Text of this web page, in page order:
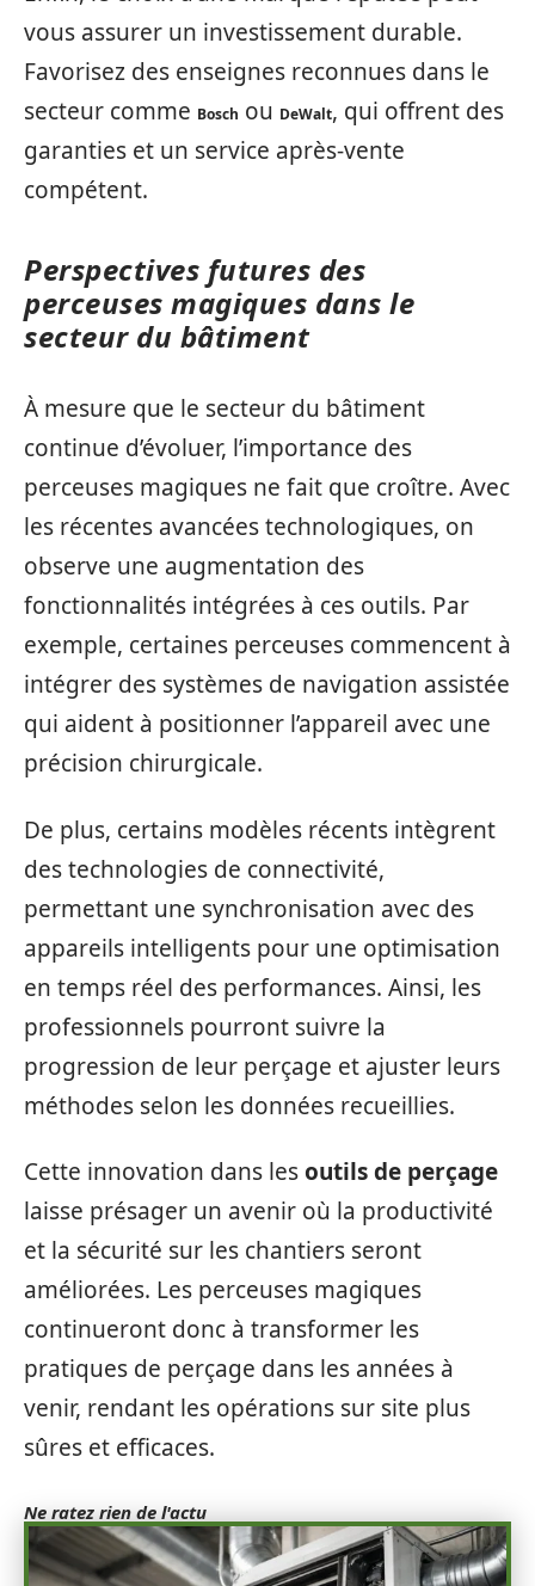
vous assurer un investissement durable.
Favorisez des enseignes reconnues dans le
secteur comme Bosch ou DeWalt, qui offrent des
garanties et un service après-vente
compétent.
Perspectives futures des
perceuses magiques dans le
secteur du bâtiment
À mesure que le secteur du bâtiment
continue d’évoluer, l’importance des
perceuses magiques ne fait que croître. Avec
les récentes avancées technologiques, on
observe une augmentation des
fonctionnalités intégrées à ces outils. Par
exemple, certaines perceuses commencent à
intégrer des systèmes de navigation assistée
qui aident à positionner l’appareil avec une
précision chirurgicale.
De plus, certains modèles récents intègrent
des technologies de connectivité,
permettant une synchronisation avec des
appareils intelligents pour une optimisation
en temps réel des performances. Ainsi, les
professionnels pourront suivre la
progression de leur perçage et ajuster leurs
méthodes selon les données recueillies.
Cette innovation dans lesoutils de perçage
laisse présager un avenir où la productivité
et la sécurité sur les chantiers seront
améliorées. Les perceuses magiques
continueront donc à transformer les
pratiques de perçage dans les années à
venir, rendant les opérations sur site plus
sûres et efficaces.
Ne ratez rien de l'actu